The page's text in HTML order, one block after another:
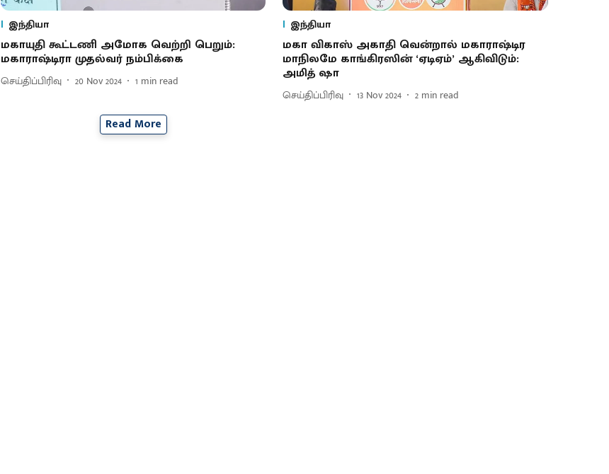
இந்தியா
மகாயுதி கூட்டணி அமோக வெற்றி பெறும்:
மகாராஷ்டிரா முதல்வர் நம்பிக்கை
செய்திப்பிரிவு 20 Nov 2024 1 min read
இந்தியா
மகா விகாஸ் அகாதி வென்றால் மகாராஷ்டிர
மாநிலமே காங்கிரஸின் ‘ஏடிஏம்’ ஆகிவிடும்:
அமித் ஷா
செய்திப்பிரிவு 13 Nov 2024 2 min read
Read More